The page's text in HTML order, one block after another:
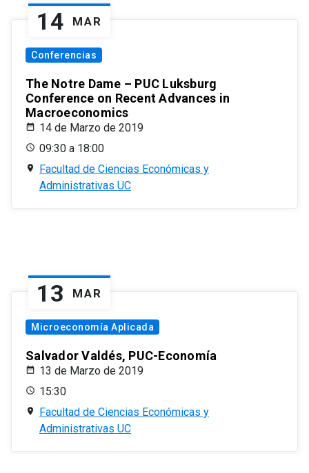
14 MAR
Conferencias
The Notre Dame – PUC Luksburg
Conference on Recent Advances in
Macroeconomics
14 de Marzo de 2019
09:30 a 18:00
Facultad de Ciencias Económicas y
Administrativas UC
13 MAR
Microeconomía Aplicada
Salvador Valdés, PUC-Economía
13 de Marzo de 2019
15:30
Facultad de Ciencias Económicas y
Administrativas UC